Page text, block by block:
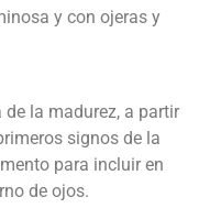
y con ojeras y
de la madurez, a partir
signos de la
para incluir en
de ojos.